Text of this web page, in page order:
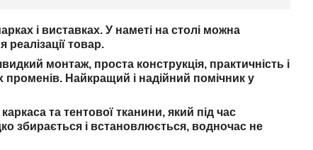
і виставках. У наметі на столі можна
товар.
монтаж, проста конструкція, практичність і
променів. Найкращий і надійний помічник у
та тентової тканини, який під час
збирається і встановлюється, водночас не